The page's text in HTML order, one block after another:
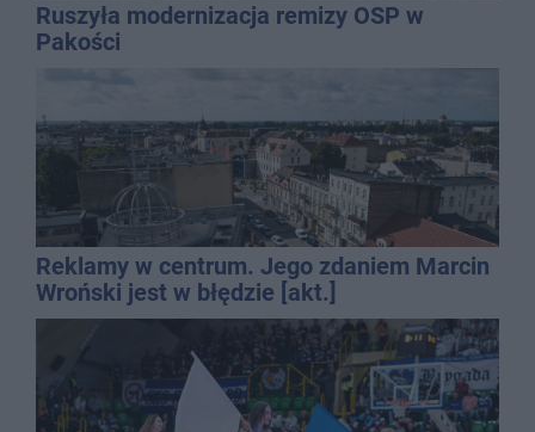
Ruszyła modernizacja remizy OSP w
Pakości
Reklamy w centrum. Jego zdaniem Marcin
Wroński jest w błędzie [akt.]